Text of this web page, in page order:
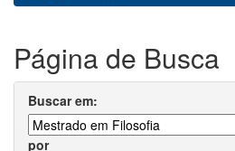
Página de Busca
Buscar em:
por